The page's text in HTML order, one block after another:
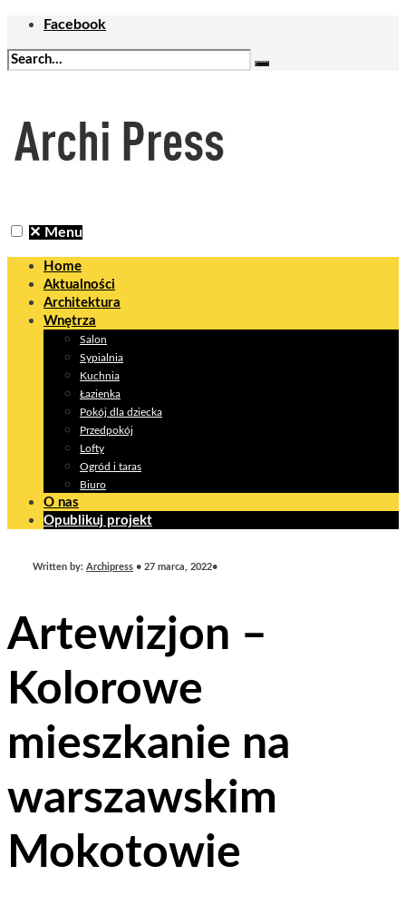
Facebook
✕ Menu
Home
Aktualności
Architektura
Wnętrza
Salon
Sypialnia
Kuchnia
Łazienka
Pokój dla dziecka
Przedpokój
Lofty
Ogród i taras
Biuro
O nas
Opublikuj projekt
Written by: Archipress • 27 marca, 2022•
Artewizjon –
Kolorowe
mieszkanie na
warszawskim
Mokotowie